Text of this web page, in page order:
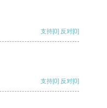
支持[0] 反对[0]
支持[0] 反对[0]